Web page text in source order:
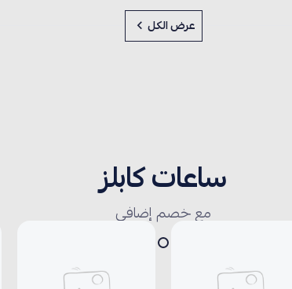
عرض الكل
ساعات كابلز
مع خصم إضافي